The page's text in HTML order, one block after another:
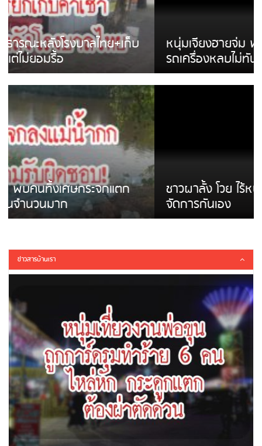
หนุ่มเจียงฮายจ่ม พบถังน้ำดื่มตกกลางถนน
รถเครื่องหลบไม่ทันล้มบาดเจ็บ
ชาวผาลั้ง โวย ไร้หน่วยงานดูแล ดินสไลด์ ต้อง
จัดการกันเอง
ข่าวสารบ้านเรา